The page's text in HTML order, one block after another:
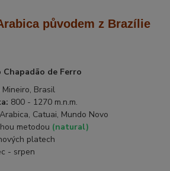
původem z Brazílie
de Ferro
Mineiro, Brasil
800 - 1270 m.n.m.
Catuai, Mundo Novo
metodou (natural)
platech
- srpen